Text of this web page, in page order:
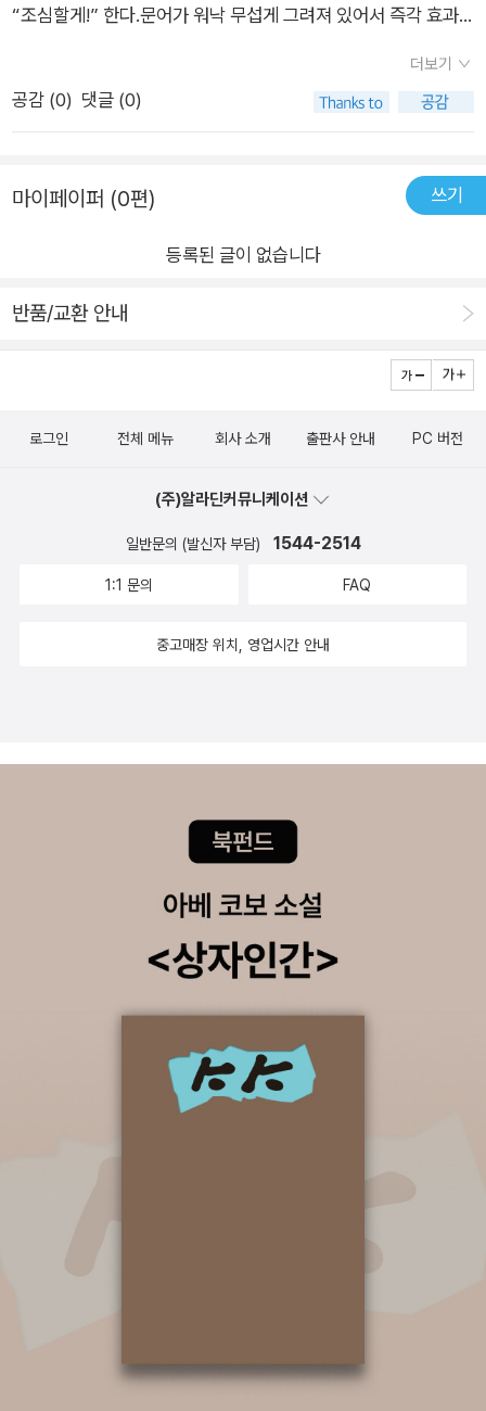
“조심할게!” 한다.문어가 워낙 무섭게 그려져 있어서 즉각 효과
더보기
공감 (0) 댓글 (0)
마이페이퍼 (0편) 쓰기
등록된 글이 없습니다
반품/교환 안내
로그인 전체 메뉴 회사 소개 출판사 안내 PC 버전
(주)알라딘커뮤니케이션
일반문의 (발신자 부담) 1544-2514
1:1 문의 FAQ
중고매장 위치, 영업시간 안내